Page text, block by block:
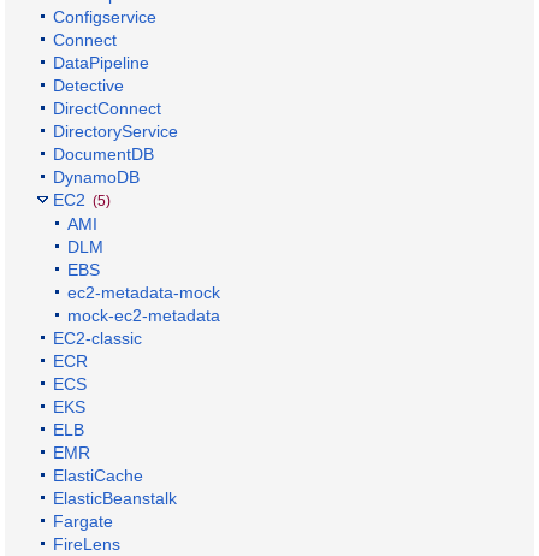
Configservice
Connect
DataPipeline
Detective
DirectConnect
DirectoryService
DocumentDB
DynamoDB
EC2 (5)
AMI
DLM
EBS
ec2-metadata-mock
mock-ec2-metadata
EC2-classic
ECR
ECS
EKS
ELB
EMR
ElastiCache
ElasticBeanstalk
Fargate
FireLens